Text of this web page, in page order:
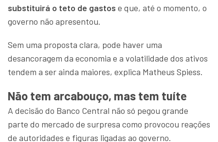
substituirá o teto de gastos e que, até o momento, o
governo não apresentou.
Sem uma proposta clara, pode haver uma
desancoragem da economia e a volatilidade dos ativos
tendem a ser ainda maiores, explica Matheus Spiess.
Não tem arcabouço, mas tem tuíte
A decisão do Banco Central não só pegou grande
parte do mercado de surpresa como provocou reações
de autoridades e figuras ligadas ao governo.